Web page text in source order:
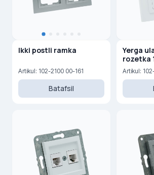
Ikki postli ramka
Artikul: 102-2100 00-161
Batafsil
Yerga
rozetka
Artikul: